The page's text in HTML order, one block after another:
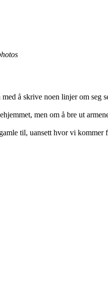
å skrive noen linjer om seg
men om å bre ut
til, uansett hvor vi kommer